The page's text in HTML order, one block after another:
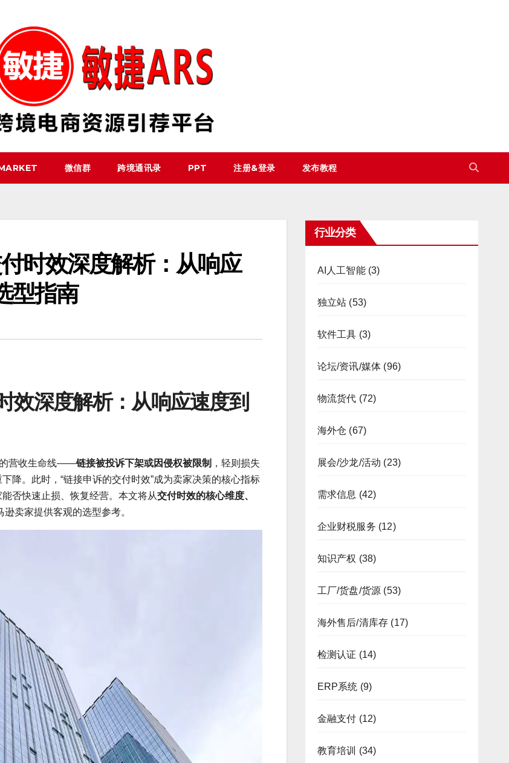
微信群 跨境通讯录 PPT 注册&登录 发布教程
时效深度解析：从响应
型指南
效深度解析：从响应速度到
的营收生命线——链接被投诉下架或因侵权被限制 ，轻则损失
降。此时，“链接申诉的交付时效”成为卖家决策的核心指标
否快速止损、恢复经营。本文将从交付时效的核心维度、
卖家提供客观的选型参考。
行业分类
AI人工智能(3)
独立站 (53)
软件工具 (3)
论坛/资讯/媒体 (96)
物流货代 (72)
海外仓 (67)
展会/沙龙/活动 (23)
需求信息 (42)
企业财税服务 (12)
知识产权 (38)
工厂/货盘/货源 (53)
海外售后/清库存 (17)
检测认证 (14)
ERP系统 (9)
金融支付 (12)
教育培训 (34)